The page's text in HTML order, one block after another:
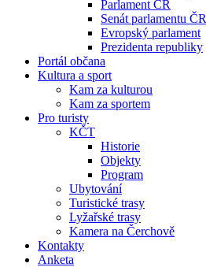
Parlament ČR
Senát parlamentu ČR
Evropský parlament
Prezidenta republiky
Portál občana
Kultura a sport
Kam za kulturou
Kam za sportem
Pro turisty
KČT
Historie
Objekty
Program
Ubytování
Turistické trasy
Lyžařské trasy
Kamera na Čerchově
Kontakty
Anketa